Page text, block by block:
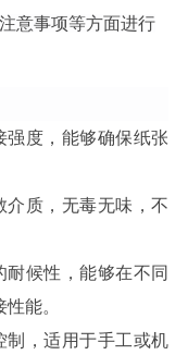
意事项等方面进行
强度，能够确保纸张
介质，无毒无味，不
耐候性，能够在不同
能。
制，适用于手工或机